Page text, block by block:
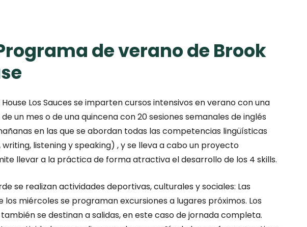
de verano de Brook
House Los Sauces se imparten cursos intensivos en verano con una
un mes o de una quincena con 20 sesiones semanales de inglés
en las que se abordan todas las competencias lingüísticas
writing, listening y speaking) , y se lleva a cabo un proyecto
llevar a la práctica de forma atractiva el desarrollo de los 4 skills.
se realizan actividades deportivas, culturales y sociales: Las
los miércoles se programan excursiones a lugares próximos. Los
se destinan a salidas, en este caso de jornada completa.